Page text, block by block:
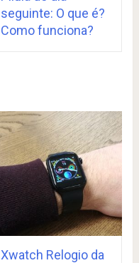
seguinte: O que é?
Como funciona?
Xwatch Relogio da